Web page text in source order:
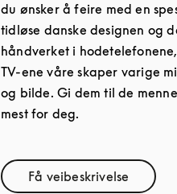
du ønsker å feire med en
tidløse danske designen og
håndverket i
TV-ene våre skaper varige
og bilde. Gi dem til de
mest for deg.
Få veibeskrivelse
Link Opens in